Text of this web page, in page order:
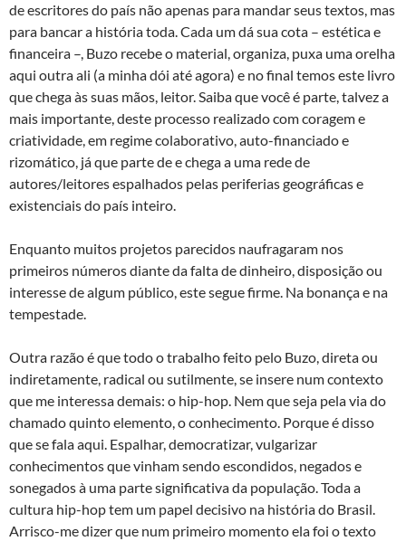
de escritores do país não apenas para mandar seus textos, mas
para bancar a história toda. Cada um dá sua cota – estética e
financeira –, Buzo recebe o material, organiza, puxa uma orelha
aqui outra ali (a minha dói até agora) e no final temos este livro
que chega às suas mãos, leitor. Saiba que você é parte, talvez a
mais importante, deste processo realizado com coragem e
criatividade, em regime colaborativo, auto-financiado e
rizomático, já que parte de e chega a uma rede de
autores/leitores espalhados pelas periferias geográficas e
existenciais do país inteiro.
Enquanto muitos projetos parecidos naufragaram nos
primeiros números diante da falta de dinheiro, disposição ou
interesse de algum público, este segue firme. Na bonança e na
tempestade.
Outra razão é que todo o trabalho feito pelo Buzo, direta ou
indiretamente, radical ou sutilmente, se insere num contexto
que me interessa demais: o hip-hop. Nem que seja pela via do
chamado quinto elemento, o conhecimento. Porque é disso
que se fala aqui. Espalhar, democratizar, vulgarizar
conhecimentos que vinham sendo escondidos, negados e
sonegados à uma parte significativa da população. Toda a
cultura hip-hop tem um papel decisivo na história do Brasil.
Arrisco-me dizer que num primeiro momento ela foi o texto